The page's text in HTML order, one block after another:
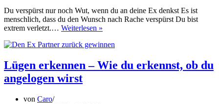
deinem
Bett
endet
Du verspürst nur noch Wut, wenn du an deine Ex denkst Es ist
menschlich, dass du den Wunsch nach Rache verspürst Du bist
extrem verletzt.… Weiterlesen »
der
Nicht
okay,
Lügen erkennen – Wie du erkennst, ob du
angelogen wirst
von Caro